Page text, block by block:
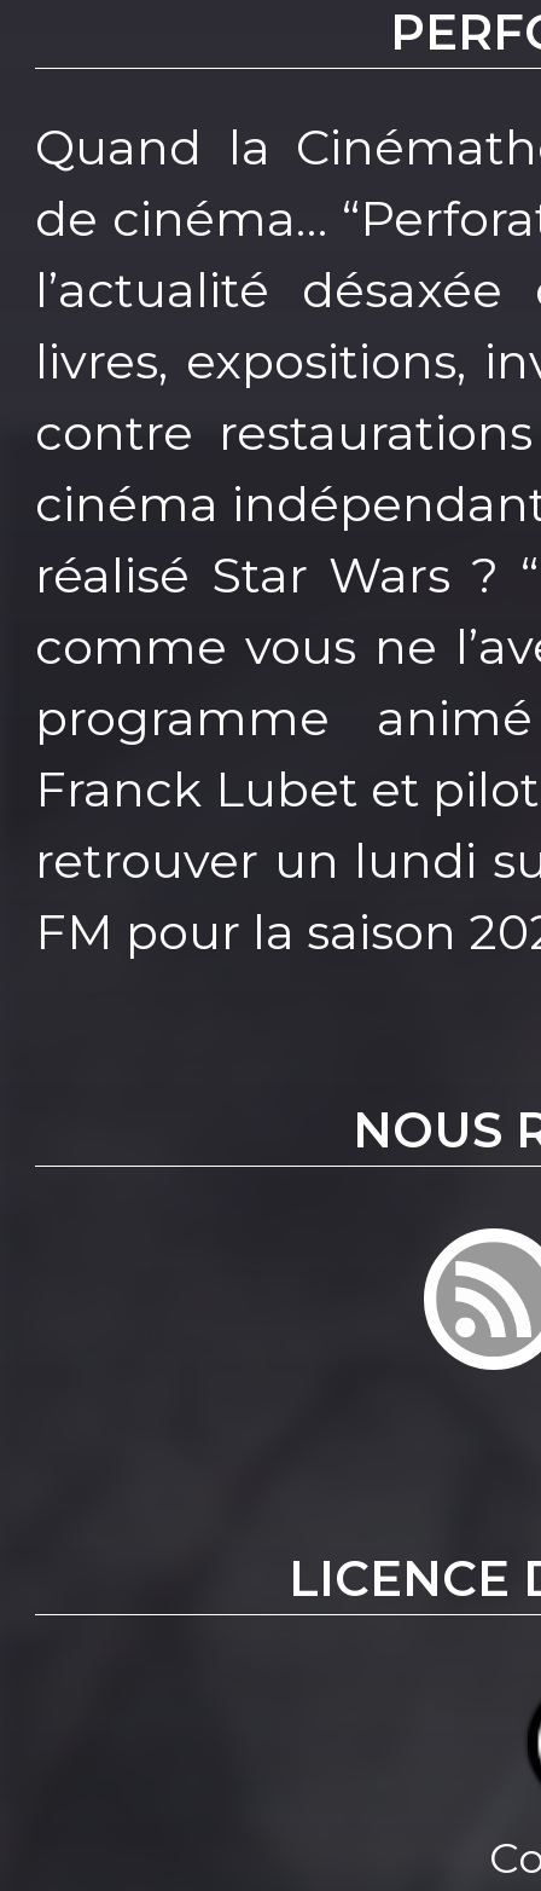
Quand la
de cinéma…
l’actualité
livres, expositions,
contre
cinéma
réalisé Star Wars ?
comme vous ne
programme
Franck Lubet et
retrouver un lundi
FM pour la saison
NOUS
LICENCE